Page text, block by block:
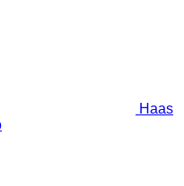
Haas